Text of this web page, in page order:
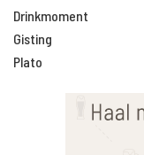
Drinkmoment
Gisting
Plato